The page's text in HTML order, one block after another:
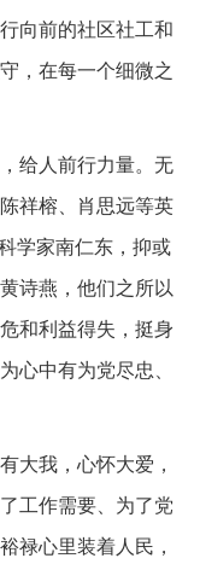
向前的社区社工和
，在每一个细微之
给人前行力量。无
祥榕、肖思远等英
学家南仁东，抑或
诗燕，他们之所以
和利益得失，挺身
心中有为党尽忠、
大我，心怀大爱，
工作需要、为了党
禄心里装着人民，